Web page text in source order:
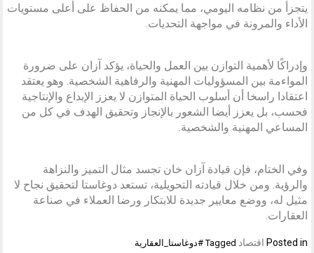
يتجزأ من نظامه اليومي، مما يمكنه من الحفاظ على أعلى مستويات
الأداء والمرونة في مواجهة التحديات.
وإدراكًا لأهمية التوازن بين العمل والحياة، يؤكد آزان على ضرورة
المواءمة بين المسؤوليات المهنية والرفاهية الشخصية. وهو يعتقد
اعتقادا راسخا أن أسلوب الحياة المتوازن لا يعزز الإبداع والإنتاجية
فحسب، بل يعزز أيضا الشعور بالإنجاز وتحقيق الهدف في كل من
المساعي المهنية والشخصية.
وفي الختام، فإن قيادة آزان خان تجسد مثال التميز والنزاهة
والرؤية. ومن خلال قيادته التحويلية، تستعد دوغاستا لتحقيق نجاح لا
مثيل له، ووضع معايير جديدة للابتكار ورضا العملاء في صناعة
العقارات.
Posted in اقتصاد Tagged #دوغاستا_العقارية